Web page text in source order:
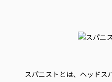
スパニストとは、ヘッドス